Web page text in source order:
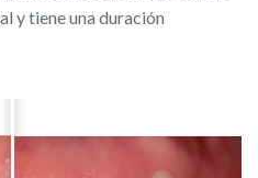
y tiene una duración